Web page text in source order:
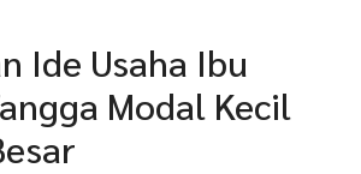
Ide Usaha Ibu
Modal Kecil